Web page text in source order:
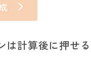
は計算後に押せ